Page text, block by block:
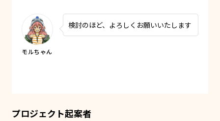
検討のほど、よろしくお願いいたします
プロジェクト起案者